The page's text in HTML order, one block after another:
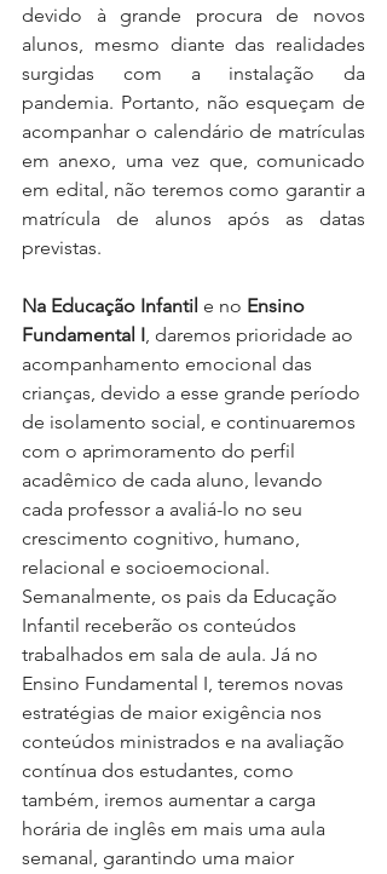
devido à grande procura de novos
alunos, mesmo diante das realidades
surgidas com a instalação da
pandemia. Portanto, não esqueçam de
acompanhar o calendário de matrículas
em anexo, uma vez que, comunicado
em edital, não teremos como garantir a
matrícula de alunos após as datas
previstas.
Na Educação Infantil e no Ensino
Fundamental I, daremos prioridade ao
acompanhamento emocional das
crianças, devido a esse grande período
de isolamento social, e continuaremos
com o aprimoramento do perfil
acadêmico de cada aluno, levando
cada professor a avaliá-lo no seu
crescimento cognitivo, humano,
relacional e socioemocional.
Semanalmente, os pais da Educação
Infantil receberão os conteúdos
trabalhados em sala de aula. Já no
Ensino Fundamental I, teremos novas
estratégias de maior exigência nos
conteúdos ministrados e na avaliação
contínua dos estudantes, como
também, iremos aumentar a carga
horária de inglês em mais uma aula
semanal, garantindo uma maior